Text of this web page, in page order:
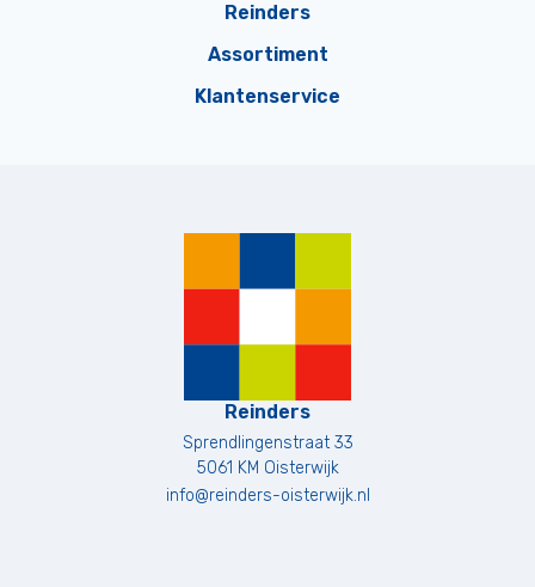
Reinders
Assortiment
Klantenservice
Reinders
Sprendlingenstraat 33
5061 KM Oisterwijk
info@reinders-oisterwijk.nl